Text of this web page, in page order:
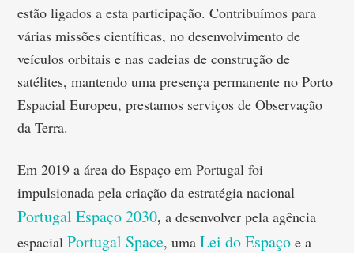
estão ligados a esta participação. Contribuímos para
várias missões científicas, no desenvolvimento de
veículos orbitais e nas cadeias de construção de
satélites, mantendo uma presença permanente no Porto
Espacial Europeu, prestamos serviços de Observação
da Terra.
Em 2019 a área do Espaço em Portugal foi
impulsionada pela criação da estratégia nacional
Portugal Espaço 2030, a desenvolver pela agência
espacialPortugal Space, umaLei do Espaço e a